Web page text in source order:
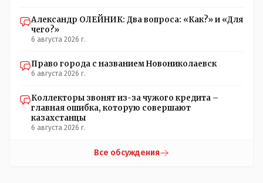
Александр ОЛЕЙНИК: Два вопроса: «Как?» и «Для
чего?»
6 августа 2026 г.
Право города с названием Новониколаевск
6 августа 2026 г.
Коллекторы звонят из-за чужого кредита –
главная ошибка, которую совершают
казахстанцы
6 августа 2026 г.
Все обсуждения